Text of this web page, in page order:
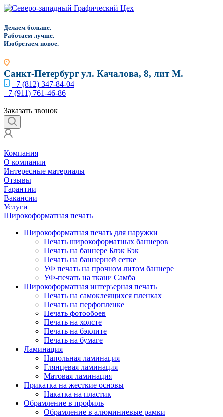
Делаем больше.
Работаем лучше.
Изобретаем новое.
Санкт-Петербургул. Качалова, 8, лит М.
+7 (812) 347-84-04
+7 (911) 761-46-86
Заказать звонок
Компания
О компании
Интересные материалы
Отзывы
Гарантии
Вакансии
Услуги
Широкоформатная печать
Широкоформатная печать для наружки
Печать широкоформатных баннеров
Печать на баннере Блэк Бэк
Печать на баннерной сетке
УФ печать на прочном литом баннере
УФ-печать на ткани Самба
Широкоформатная интерьерная печать
Печать на самоклеящихся пленках
Печать на перфопленке
Печать фотообоев
Печать на холсте
Печать на бэклите
Печать на бумаге
Ламинация
Напольная ламинация
Глянцевая ламинация
Матовая ламинация
Прикатка на жесткие основы
Накатка на пластик
Обрамление в профиль
Обрамление в алюминиевые рамки